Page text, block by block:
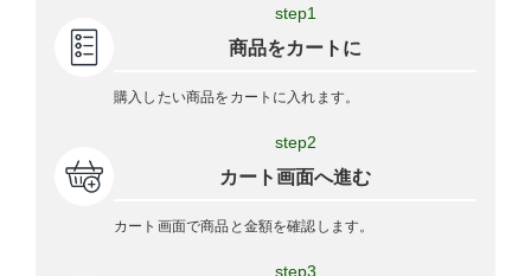
step1
商品をカートに
購入したい商品をカートに入れます。
step2
カート画面へ進む
カート画面で商品と金額を確認します。
step3